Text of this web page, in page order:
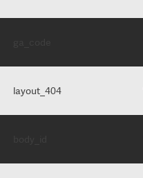
layout_404